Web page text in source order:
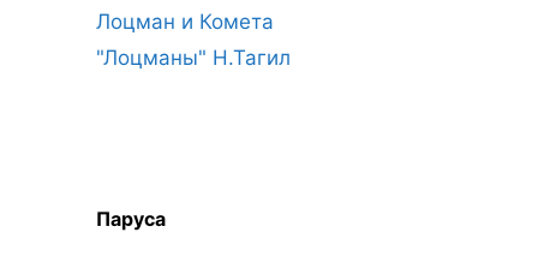
Лоцман и Комета
"Лоцманы" Н.Тагил
Паруса